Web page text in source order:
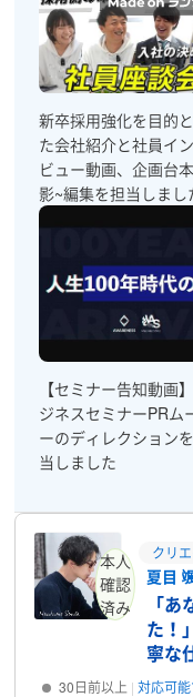
新卒採用強化を目的
た会社紹介と社員イ
ビュー動画、企画台
影~編集を担当しまし
【セミナー告知動画
ジネスセミナーPRム
ーのディレクション
当しました
本人
確認
済み
クリ
夏目
「
た！
寧な
30日前以上 対応可